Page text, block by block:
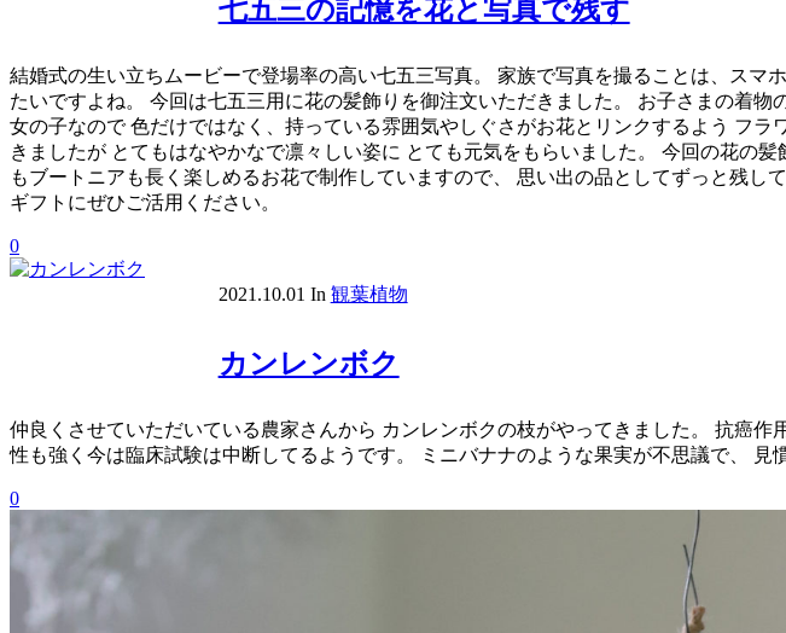
七五三の記憶を花と写真で残す
結婚式の生い立ちムービーで登場率の高い七五三写真。 家族で写真を撮ることは、ス
たいですよね。 今回は七五三用に花の髪飾りを御注文いただきました。 お子さまの着
女の子なので 色だけではなく、持っている雰囲気やしぐさがお花とリンクするよう フ
きましたが とてもはなやかなで凛々しい姿に とても元気をもらいました。 今回の花の
もブートニアも長く楽しめるお花で制作していますので、 思い出の品としてずっと残
ギフトにぜひご活用ください。
0
2021.10.01 In 観葉植物
カンレンボク
仲良くさせていただいている農家さんから カンレンボクの枝がやってきました。 抗癌
性も強く今は臨床試験は中断してるようです。 ミニバナナのような果実が不思議で、 見
0